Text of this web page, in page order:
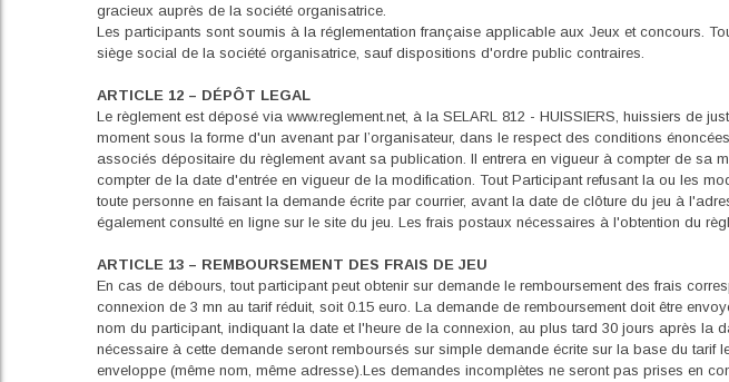
gracieux auprès de la société organisatrice.
Les participants sont soumis à la réglementation française applicable aux Jeux et concours.
siège social de la société organisatrice, sauf dispositions d'ordre public contraires.
ARTICLE 12 – DÉPÔT LEGAL
Le règlement est déposé via www.reglement.net, à la SELARL 812 - HUISSIERS, huissiers de
moment sous la forme d'un avenant par l’organisateur, dans le respect des conditions
associés dépositaire du règlement avant sa publication. Il entrera en vigueur à compter de
compter de la date d'entrée en vigueur de la modification. Tout Participant refusant la ou les
toute personne en faisant la demande écrite par courrier, avant la date de clôture du jeu à
également consulté en ligne sur le site du jeu. Les frais postaux nécessaires à l'obtention du
ARTICLE 13 – REMBOURSEMENT DES FRAIS DE JEU
En cas de débours, tout participant peut obtenir sur demande le remboursement des frais
connexion de 3 mn au tarif réduit, soit 0.15 euro. La demande de remboursement doit être
nom du participant, indiquant la date et l'heure de la connexion, au plus tard 30 jours après
nécessaire à cette demande seront remboursés sur simple demande écrite sur la base du
enveloppe (même nom, même adresse).Les demandes incomplètes ne seront pas prises en